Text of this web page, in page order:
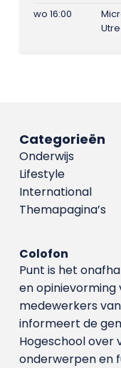
wo 16:00
Categorieën
Onderwijs
Lifestyle
International
Themapagina’s
Colofon
Punt is het
en
medewerkers
informeert de
Hogeschool over
onderwerpen en